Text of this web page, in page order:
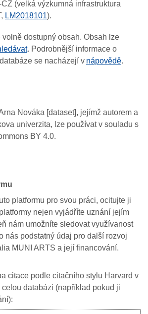
(velká výzkumná infrastruktura
LM2018101).
volně dostupný obsah. Obsah lze
. Podrobnější informace o
se nacházejí v nápovědě.
Nováka [dataset], jejímž autorem a
univerzita, lze používat v souladu s
BY 4.0.
platformu pro svou práci, ocitujte ji
nejen vyjádříte uznání jejím
nám umožníte sledovat využívanost
nás podstatný údaj pro další rozvoj
MUNI ARTS a její financování.
citace podle citačního stylu Harvard v
databázi (například pokud ji